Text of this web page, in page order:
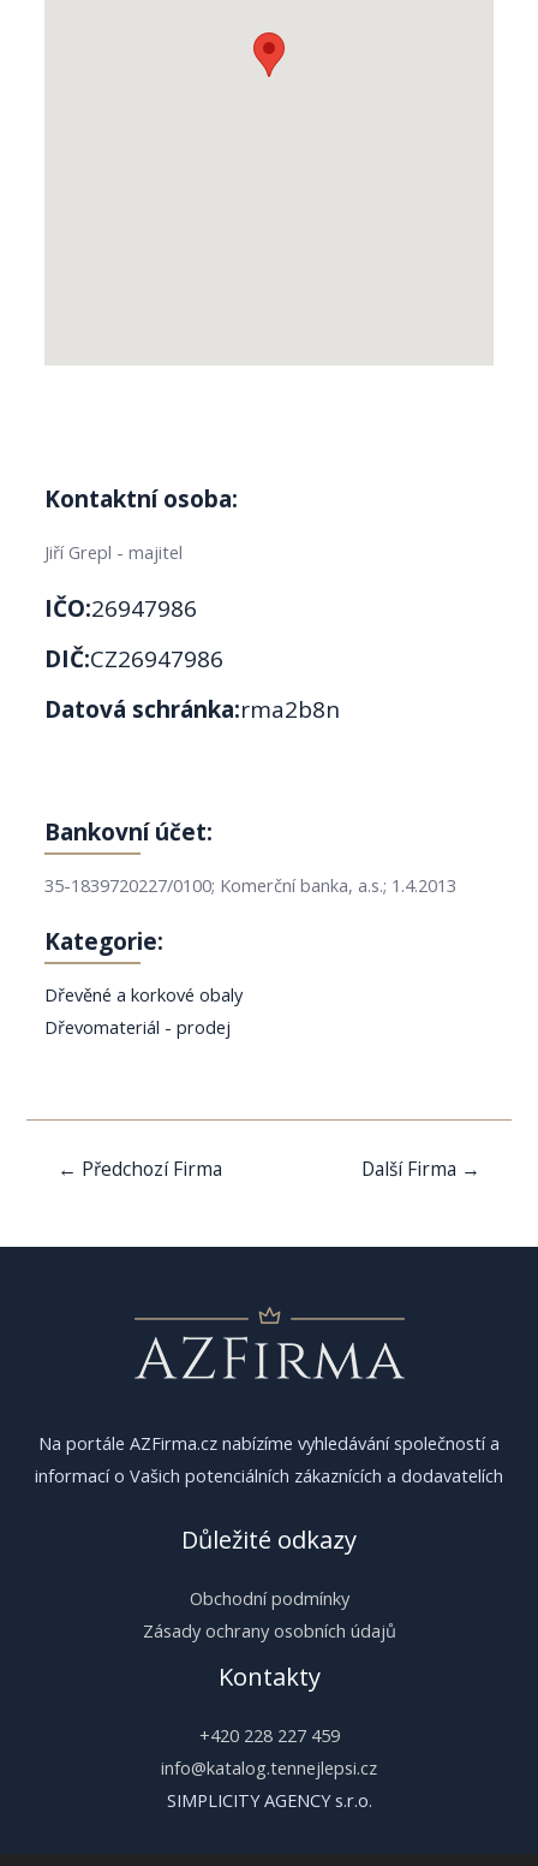
Kontaktní osoba:
Jiří Grepl - majitel
IČO:26947986
DIČ:CZ26947986
Datová schránka:rma2b8n
Bankovní účet:
35-1839720227/0100; Komerční banka, a.s.; 1.4.2013
Kategorie:
Dřevěné a korkové obaly
Dřevomateriál - prodej
Navigace
← Předchozí Firma Další Firma →
Na portále AZFirma.cz nabízíme vyhledávání společností a
informací o Vašich potenciálních zákaznících a dodavatelích
Důležité odkazy
Obchodní podmínky
Zásady ochrany osobních údajů
Kontakty
+420 228 227 459
info@katalog.tennejlepsi.cz
SIMPLICITY AGENCY s.r.o.